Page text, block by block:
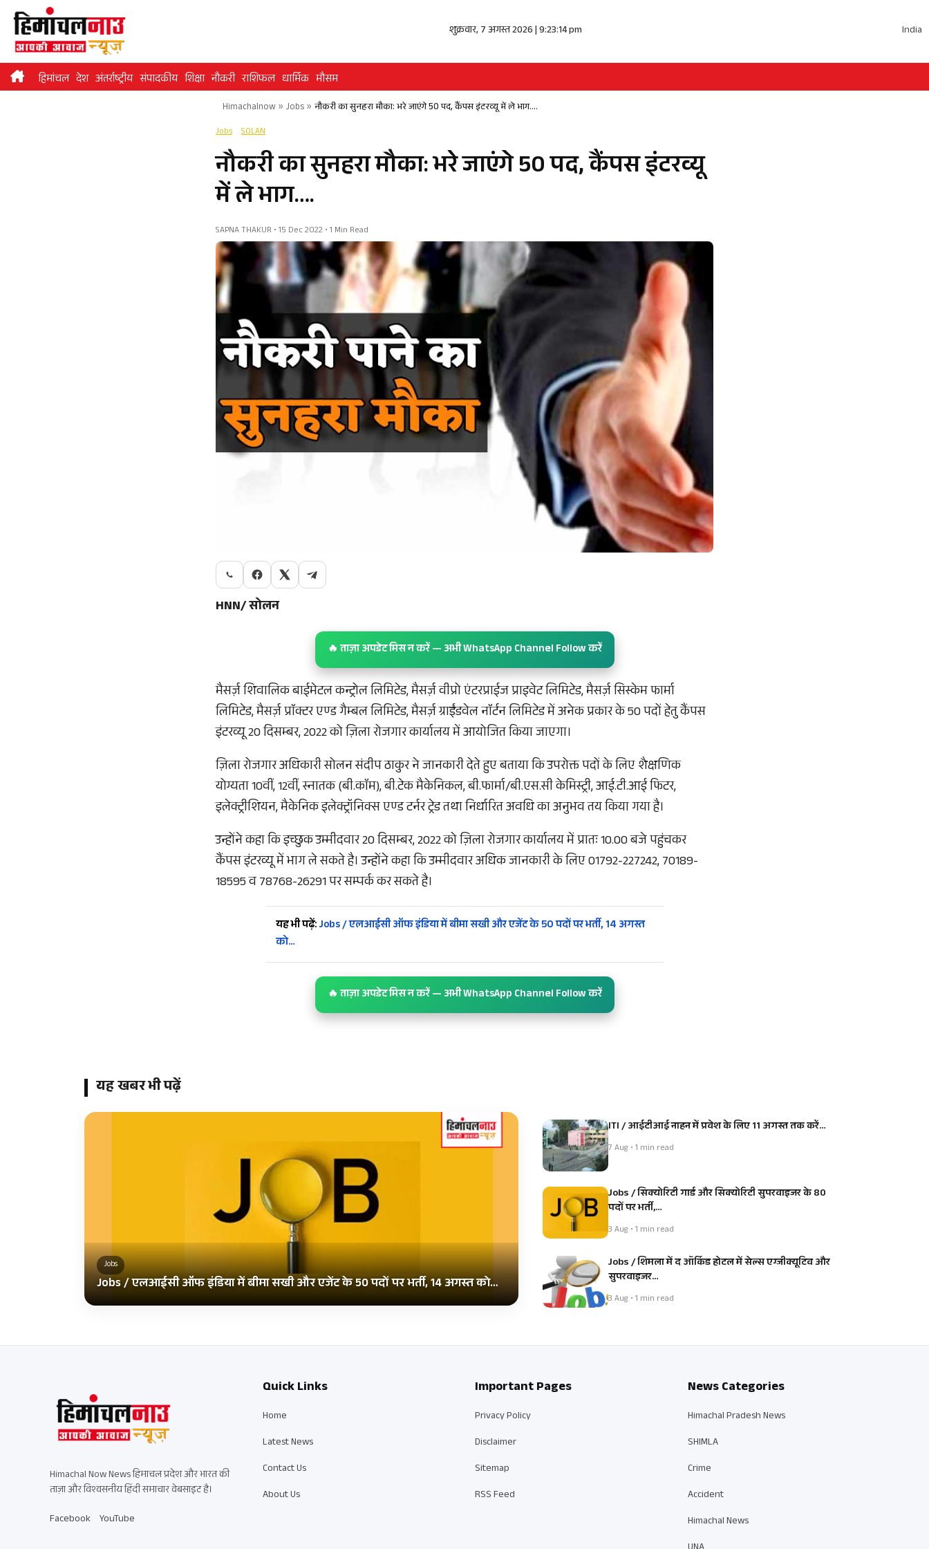
Skip
content
शुक्रवार, 7 अगस्त 2026 | 9:23:14 pm India
हिमांचल देश अंतर्राष्ट्रीय संपादकीय शिक्षा नौकरी राशिफल धार्मिक मौसम
Himachalnow» Jobs» नौकरी का सुनहरा मौका: भरे जाएंगे 50 पद, कैंपस इंटरव्यू में ले भाग….
Jobs SOLAN
नौकरी का सुनहरा मौका: भरे जाएंगे 50 पद, कैंपस इंटरव्यू
में ले भाग….
SAPNA THAKUR • 15 Dec 2022 • 1 Min Read
HNN/ सोलन
🔥 ताज़ा अपडेट मिस न करें — अभी WhatsApp Channel Follow करें
मैसर्ज़ शिवालिक बाईमेटल कन्ट्रोल लिमिटेड, मैसर्ज़ वीप्रो एंटरप्राईज प्राइवेट लिमिटेड, मैसर्ज़ सिस्केम फार्मा
लिमिटेड, मैसर्ज़ प्राॅक्टर एण्ड गैम्बल लिमिटेड, मैसर्ज़ ग्राईंडवेल नाॅर्टन लिमिटेड में अनेक प्रकार के 50 पदों हेतु कैंपस
इंटरव्यू 20 दिसम्बर, 2022 को ज़िला रोजगार कार्यालय में आयोजित किया जाएगा।
ज़िला रोजगार अधिकारी सोलन संदीप ठाकुर ने जानकारी देते हुए बताया कि उपरोक्त पदों के लिए शैक्षणिक
योग्यता 10वीं, 12वीं, स्नातक (बी.काॅम), बी.टेक मैकेनिकल, बी.फार्मा/बी.एस.सी केमिस्ट्री, आई.टी.आई फिटर,
इलेक्ट्रीशियन, मैकेनिक इलेक्ट्रॉनिक्स एण्ड टर्नर ट्रेड तथा निर्धारित अवधि का अनुभव तय किया गया है।
उन्होंने कहा कि इच्छुक उम्मीदवार 20 दिसम्बर, 2022 को ज़िला रोजगार कार्यालय में प्रातः 10.00 बजे पहुंचकर
कैंपस इंटरव्यू में भाग ले सकते है। उन्होंने कहा कि उम्मीदवार अधिक जानकारी के लिए 01792-227242, 70189-
18595 व 78768-26291 पर सम्पर्क कर सकते है।
यह भी पढ़ें:Jobs / एलआईसी ऑफ इंडिया में बीमा सखी और एजेंट के 50 पदों पर भर्ती, 14 अगस्त
को…
🔥 ताज़ा अपडेट मिस न करें — अभी WhatsApp Channel Follow करें
यह खबर भी पढ़ें
Jobs
Jobs / एलआईसी ऑफ इंडिया में बीमा सखी और एजेंट के 50 पदों पर भर्ती, 14 अगस्त को…
ITI / आईटीआई नाहन में प्रवेश के लिए 11 अगस्त तक करें…
7 Aug • 1 min read
Jobs / सिक्योरिटी गार्ड और सिक्योरिटी सुपरवाइजर के 80
पदों पर भर्ती,…
3 Aug • 1 min read
Jobs / शिमला में द ऑर्किड होटल में सेल्स एग्जीक्यूटिव और
सुपरवाइजर…
3 Aug • 1 min read
Himachal Now News हिमाचल प्रदेश और भारत की
ताज़ा और विश्वसनीय हिंदी समाचार वेबसाइट है।
Facebook YouTube
Quick Links
Home
Latest News
Contact Us
About Us
Important Pages
Privacy Policy
Disclaimer
Sitemap
RSS Feed
News Categories
Himachal Pradesh News
SHIMLA
Crime
Accident
Himachal News